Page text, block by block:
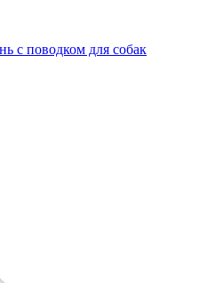
с поводком для собак